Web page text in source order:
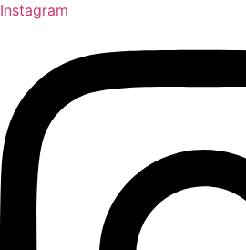
Instagram